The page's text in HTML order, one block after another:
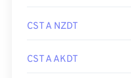
CST A NZDT
CST A AKDT